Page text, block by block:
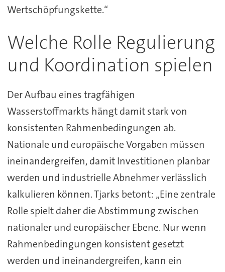
Wertschöpfungskette.“
Welche Rolle Regulierung
und Koordination spielen
Der Aufbau eines tragfähigen
Wasserstoffmarkts hängt damit stark von
konsistenten Rahmenbedingungen ab.
Nationale und europäische Vorgaben müssen
ineinandergreifen, damit Investitionen planbar
werden und industrielle Abnehmer verlässlich
kalkulieren können. Tjarks betont: „Eine zentrale
Rolle spielt daher die Abstimmung zwischen
nationaler und europäischer Ebene. Nur wenn
Rahmenbedingungen konsistent gesetzt
werden und ineinandergreifen, kann ein